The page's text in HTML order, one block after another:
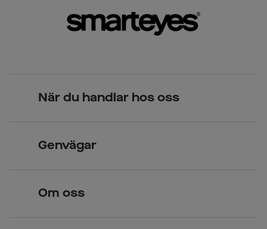
När du handlar hos oss
Över 70 butiker
Genvägar
Om oss